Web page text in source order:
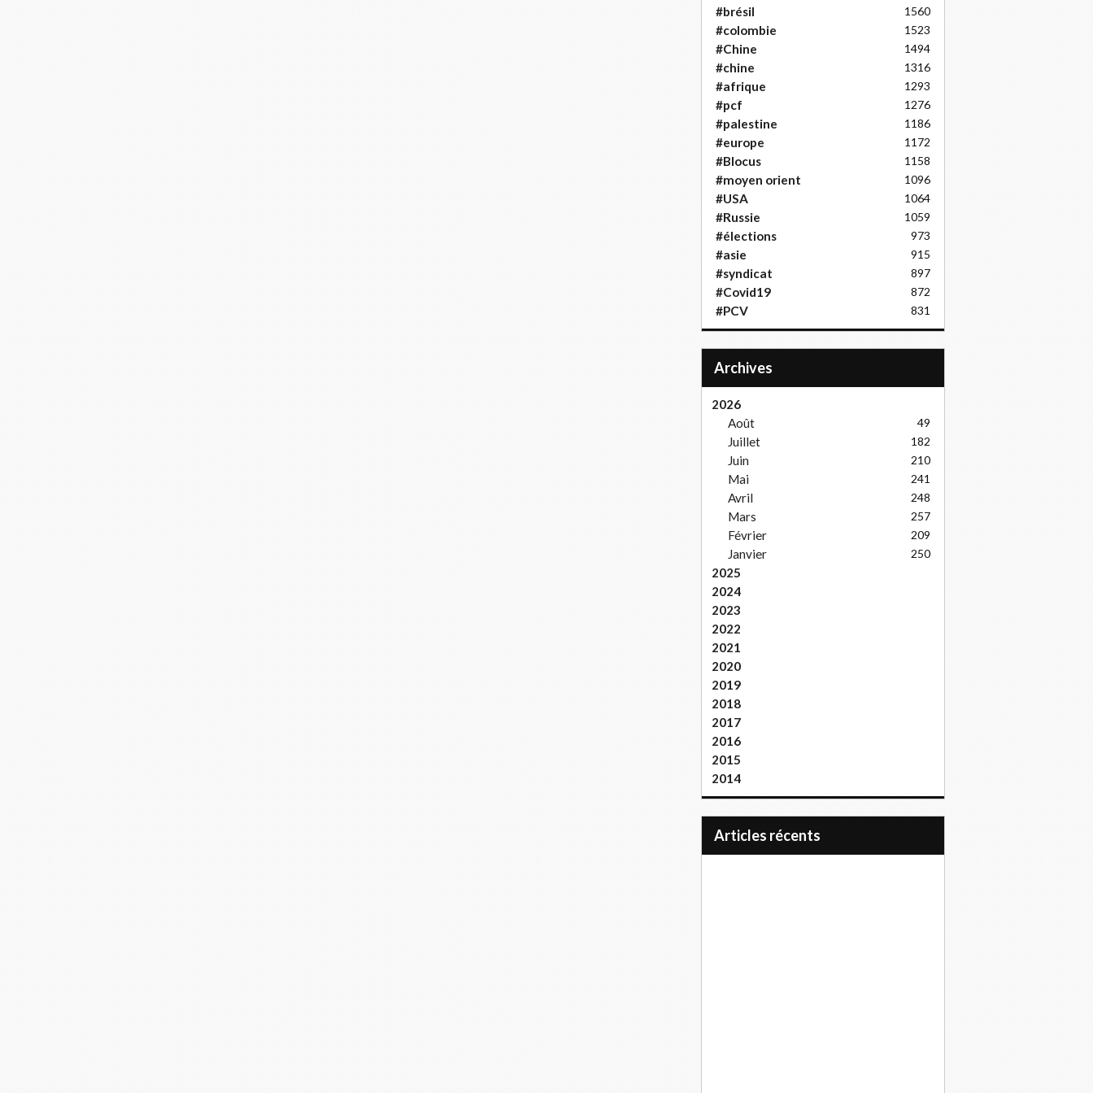
#brésil 1560
#colombie 1523
#Chine 1494
#chine 1316
#afrique 1293
#pcf 1276
#palestine 1186
#europe 1172
#Blocus 1158
#moyen orient 1096
#USA 1064
#Russie 1059
#élections 973
#asie 915
#syndicat 897
#Covid19 872
#PCV 831
Archives
2026
Août
49
Juillet 182
Juin 210
Mai 241
Avril 248
Mars 257
Février 209
Janvier 250
2025
2024
2023
2022
2021
2020
2019
2018
2017
2016
2015
2014
articles récents